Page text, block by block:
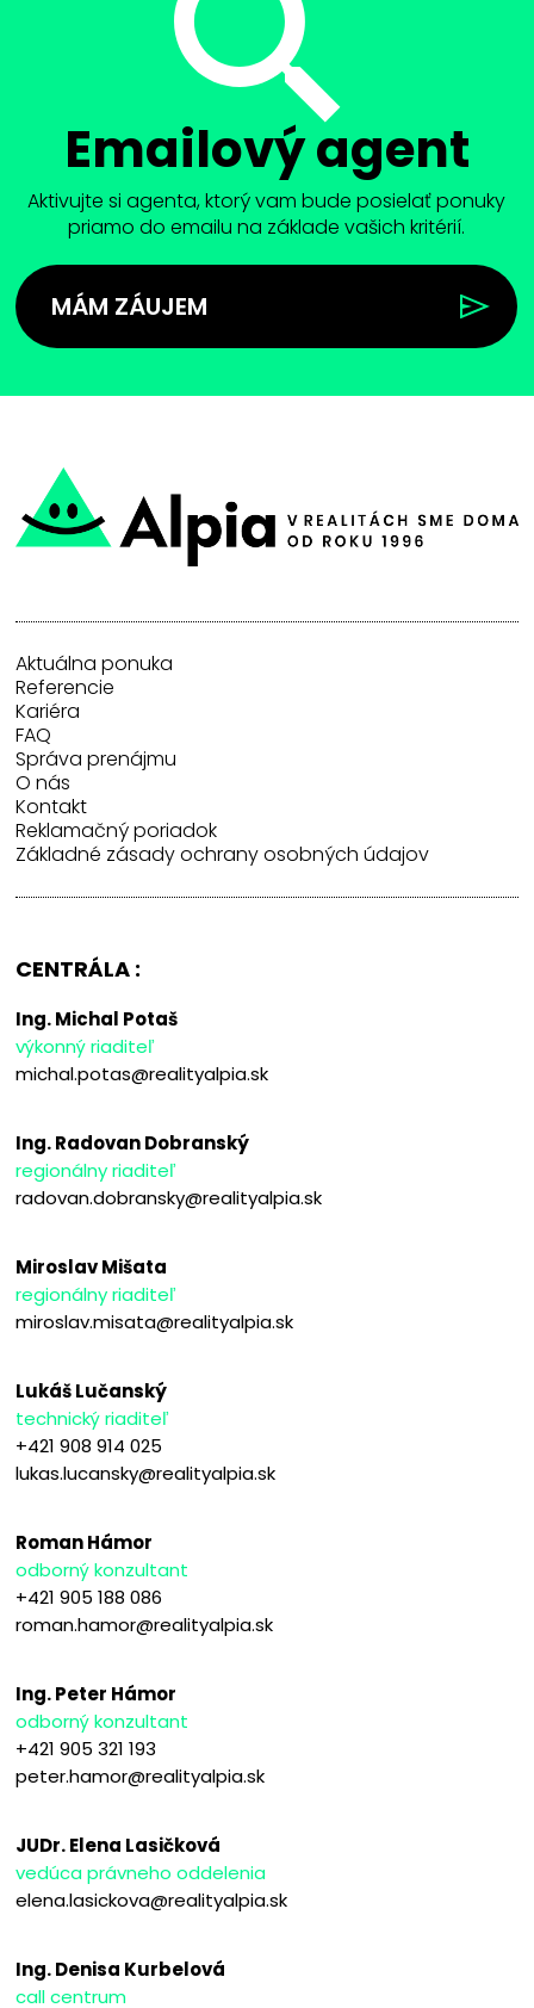
Emailový agent
Aktivujte si agenta, ktorý vam bude posielať ponuky
priamo do emailu na základe vašich kritérií.
MÁM ZÁUJEM
Aktuálna ponuka
Referencie
Kariéra
FAQ
Správa prenájmu
O nás
Kontakt
Reklamačný poriadok
Základné zásady ochrany osobných údajov
CENTRÁLA :
Ing. Michal Potaš
výkonný riaditeľ
michal.potas@realityalpia.sk
Ing. Radovan Dobranský
regionálny riaditeľ
radovan.dobransky@realityalpia.sk
Miroslav Mišata
regionálny riaditeľ
miroslav.misata@realityalpia.sk
Lukáš Lučanský
technický riaditeľ
+421 908 914 025
lukas.lucansky@realityalpia.sk
Roman Hámor
odborný konzultant
+421 905 188 086
roman.hamor@realityalpia.sk
Ing. Peter Hámor
odborný konzultant
+421 905 321 193
peter.hamor@realityalpia.sk
JUDr. Elena Lasičková
vedúca právneho oddelenia
elena.lasickova@realityalpia.sk
Ing. Denisa Kurbelová
call centrum